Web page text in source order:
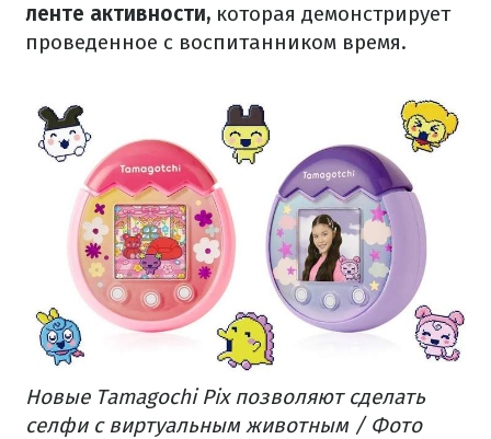
ленте активности, которая демонстрирует
проведенное с воспитанником время.
Новые Tamagochi Pix позволяют сделать
селфи с виртуальным животным / Фото